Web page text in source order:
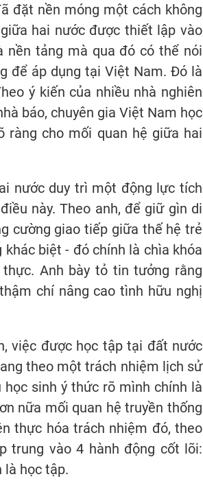
đặt nền móng một cách không
hai nước được thiết lập vào
nền tảng mà qua đó có thể nói
để áp dụng tại Việt Nam. Đó là
ý kiến của nhiều nhà nghiên
báo, chuyên gia Việt Nam học
ràng cho mối quan hệ giữa hai
nước duy trì một động lực tích
này. Theo anh, để giữ gìn di
cường giao tiếp giữa thế hệ trẻ
biệt - đó chính là chìa khóa
Anh bày tỏ tin tưởng rằng
chí nâng cao tình hữu nghị
việc được học tập tại đất nước
theo một trách nhiệm lịch sử
sinh ý thức rõ mình chính là
nữa mối quan hệ truyền thống
thực hóa trách nhiệm đó, theo
trung vào 4 hành động cốt lõi:
là học tập.